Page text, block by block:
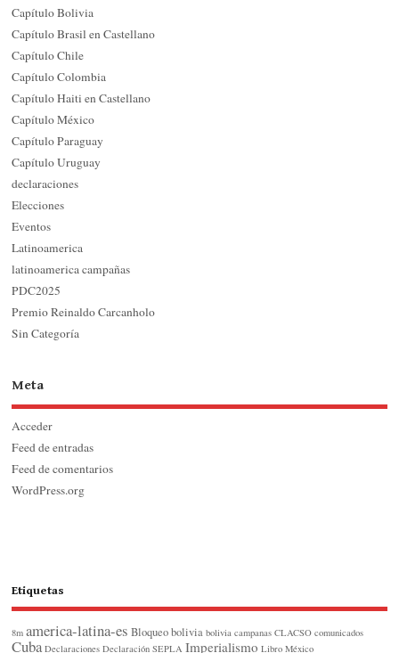
Capítulo Bolivia
Capítulo Brasil en Castellano
Capítulo Chile
Capítulo Colombia
Capítulo Haiti en Castellano
Capítulo México
Capítulo Paraguay
Capítulo Uruguay
declaraciones
Elecciones
Eventos
Latinoamerica
latinoamerica campañas
PDC2025
Premio Reinaldo Carcanholo
Sin Categoría
Meta
Acceder
Feed de entradas
Feed de comentarios
WordPress.org
Etiquetas
8m america-latina-es Bloqueo bolivia bolivia campanas CLACSO comunicados
Cuba Declaraciones Declaración SEPLA Imperialismo Libro México